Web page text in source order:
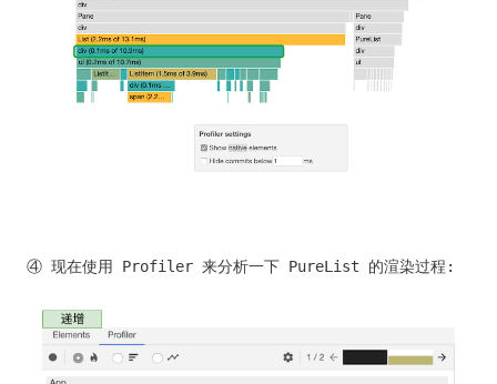
④ 现在使用 Profiler 来分析一下 PureList 的渲染过程: